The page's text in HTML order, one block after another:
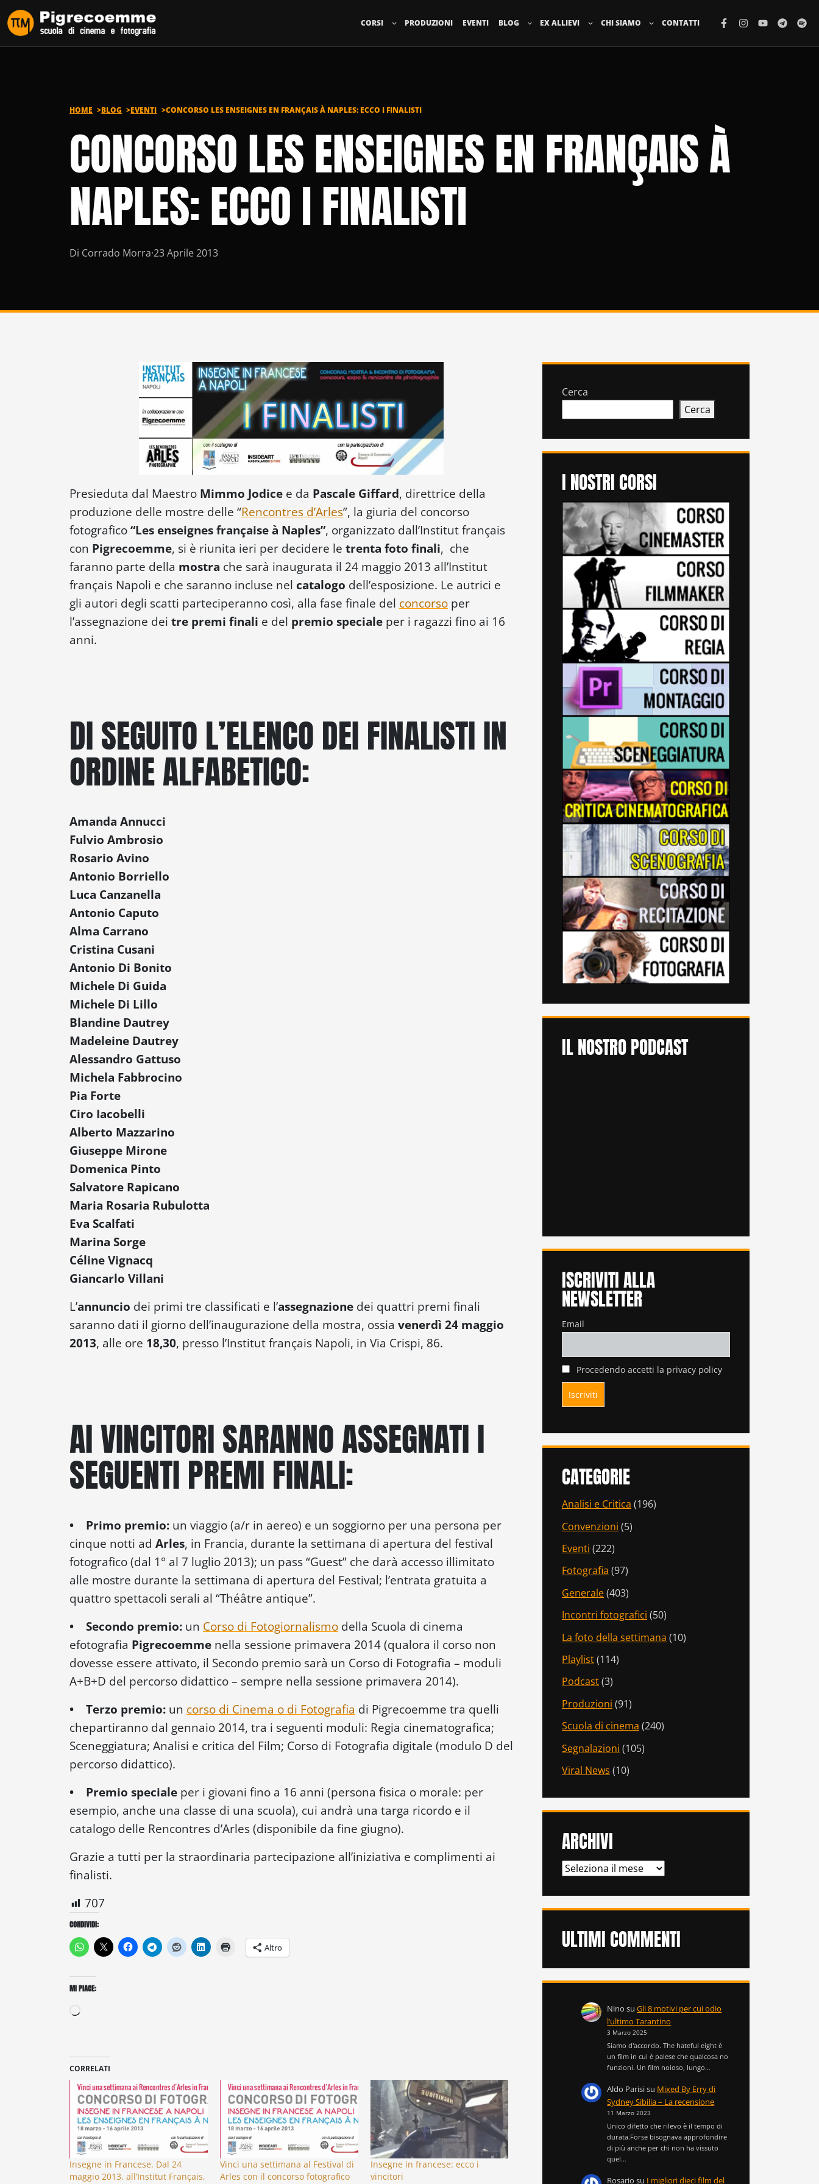
Vai al contenuto
CORSI PRODUZIONI EVENTI BLOG EX ALLIEVI CHI SIAMO CONTATTI
HOME BLOG EVENTI CONCORSO LES ENSEIGNES EN FRANÇAIS À NAPLES: ECCO I FINALISTI
CONCORSO LES ENSEIGNES EN FRANÇAIS À
NAPLES: ECCO I FINALISTI
Di Corrado Morra·23 Aprile 2013
Presieduta dal Maestro Mimmo Jodice e da Pascale Giffard, direttrice della
produzione delle mostre delle “Rencontres d’Arles”, la giuria del concorso
fotografico “Les enseignes française à Naples”, organizzato dall’Institut français
con Pigrecoemme, si è riunita ieri per decidere le trenta foto finali, che
faranno parte della mostra che sarà inaugurata il 24 maggio 2013 all’Institut
français Napoli e che saranno incluse nel catalogo dell’esposizione. Le autrici e
gli autori degli scatti parteciperanno così, alla fase finale del concorso per
l’assegnazione dei tre premi finali e del premio speciale per i ragazzi fino ai 16
anni.
DI SEGUITO L’ELENCO DEI FINALISTI IN
ORDINE ALFABETICO:
Amanda Annucci
Fulvio Ambrosio
Rosario Avino
Antonio Borriello
Luca Canzanella
Antonio Caputo
Alma Carrano
Cristina Cusani
Antonio Di Bonito
Michele Di Guida
Michele Di Lillo
Blandine Dautrey
Madeleine Dautrey
Alessandro Gattuso
Michela Fabbrocino
Pia Forte
Ciro Iacobelli
Alberto Mazzarino
Giuseppe Mirone
Domenica Pinto
Salvatore Rapicano
Maria Rosaria Rubulotta
Eva Scalfati
Marina Sorge
Céline Vignacq
Giancarlo Villani
L’annuncio dei primi tre classificati e l’assegnazione dei quattri premi finali
saranno dati il giorno dell’inaugurazione della mostra, ossia venerdì 24 maggio
2013, alle ore 18,30, presso l’Institut français Napoli, in Via Crispi, 86.
AI VINCITORI SARANNO ASSEGNATI I
SEGUENTI PREMI FINALI:
• Primo premio: un viaggio (a/r in aereo) e un soggiorno per una persona per
cinque notti ad Arles, in Francia, durante la settimana di apertura del festival
fotografico (dal 1° al 7 luglio 2013); un pass “Guest” che darà accesso illimitato
alle mostre durante la settimana di apertura del Festival; l’entrata gratuita a
quattro spettacoli serali al “Théâtre antique”.
• Secondo premio: un Corso di Fotogiornalismo della Scuola di cinema
efotografia Pigrecoemme nella sessione primavera 2014 (qualora il corso non
dovesse essere attivato, il Secondo premio sarà un Corso di Fotografia – moduli
A+B+D del percorso didattico – sempre nella sessione primavera 2014).
• Terzo premio: un corso di Cinema o di Fotografia di Pigrecoemme tra quelli
chepartiranno dal gennaio 2014, tra i seguenti moduli: Regia cinematografica;
Sceneggiatura; Analisi e critica del Film; Corso di Fotografia digitale (modulo D del
percorso didattico).
• Premio speciale per i giovani fino a 16 anni (persona fisica o morale: per
esempio, anche una classe di una scuola), cui andrà una targa ricordo e il
catalogo delle Rencontres d’Arles (disponibile da fine giugno).
Grazie a tutti per la straordinaria partecipazione all’iniziativa e complimenti ai
finalisti.
707
CONDIVIDI:
Altro
MI PIACE:
Caricamento
CORRELATI
Insegne in Francese. Dal 24
maggio 2013, all’Institut Français,
Vinci una settimana al Festival di
Arles con il concorso fotografico
Insegne in francese: ecco i
vincitori
Cerca
Cerca
I NOSTRI CORSI
IL NOSTRO PODCAST
ISCRIVITI ALLA
NEWSLETTER
Email
Procedendo accetti la privacy policy
CATEGORIE
Analisi e Critica (196)
Convenzioni (5)
Eventi (222)
Fotografia (97)
Generale(403)
Incontri fotografici (50)
La foto della settimana (10)
Playlist(114)
Podcast(3)
Produzioni (91)
Scuola di cinema (240)
Segnalazioni (105)
Viral News (10)
ARCHIVI
ARCHIVI
ULTIMI COMMENTI
Nino suGli 8 motivi per cui odio
l’ultimo Tarantino
3 Marzo 2025
Siamo d'accordo. The hateful eight è
un film in cui è palese che qualcosa no
funzioni. Un film noioso, lungo…
Aldo Parisisu Mixed By Erry di
Sydney Sibilia – La recensione
11 Marzo 2023
Unico difetto che rilevo è il tempo di
durata.Forse bisognava approfondire
di più anche per chi non ha vissuto
quel…
Rosario su I migliori dieci film del